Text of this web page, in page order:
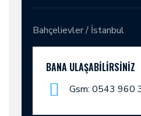
Bahçelievler / İstanbul
BANA ULAŞABILIRSINIZ
Gsm: 0543 960